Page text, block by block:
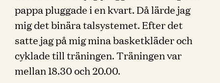
pappa pluggade i en kvart. Då lärde jag
mig det binära talsystemet. Efter det
satte jag på mig mina basketkläder och
cyklade till träningen. Träningen var
mellan 18.30 och 20.00.